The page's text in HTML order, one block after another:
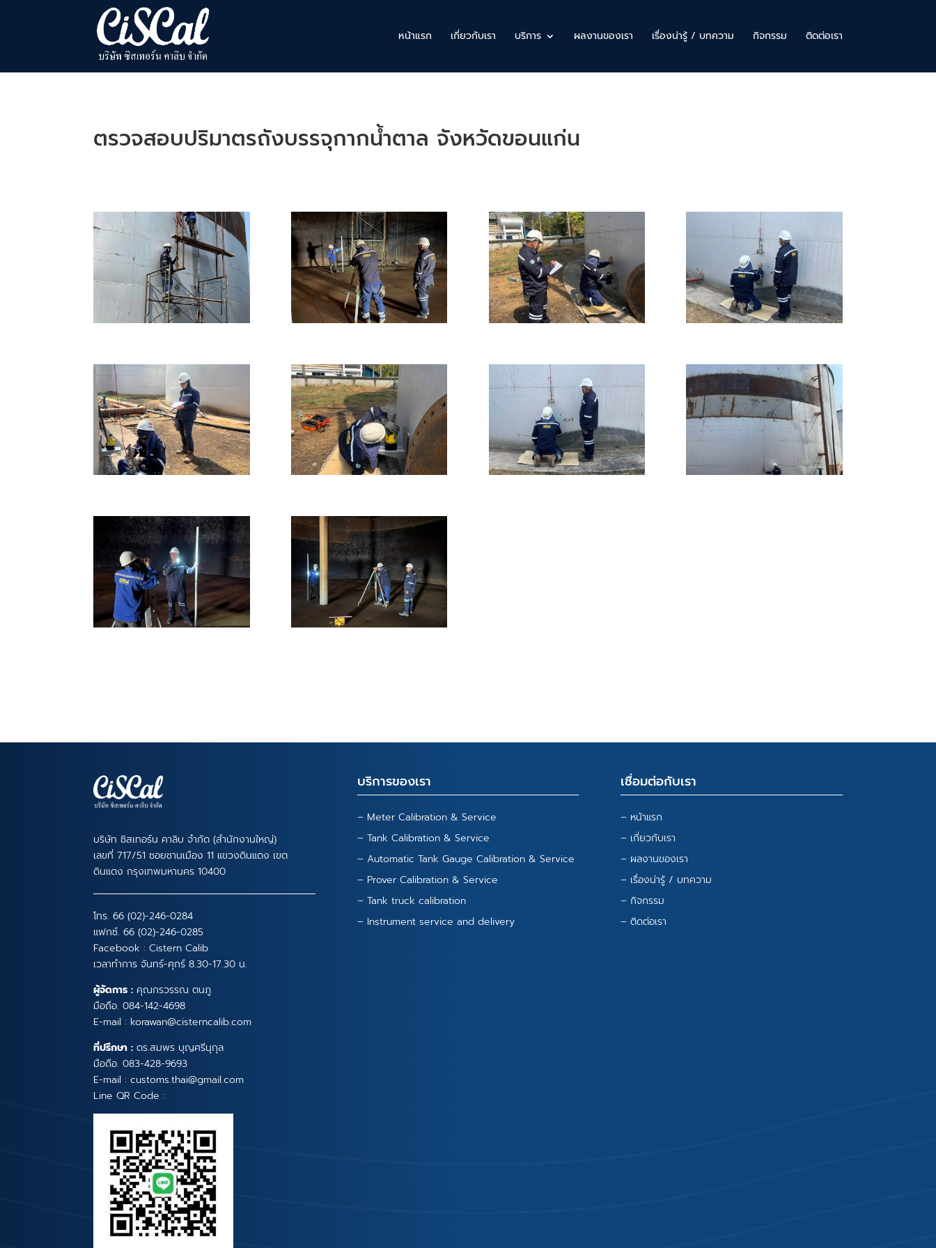
หน้าแรก เกี่ยวกับเรา บริการ ผลงานของเรา เรื่องน่ารู้ / บทความ กิจกรรม ติดต่อเรา
ตรวจสอบปริมาตรถังบรรจุกากน้ำตาล จังหวัดขอนแก่น
บริษัท ซิสเทอร์น คาลิบ จำกัด (สำนักงานใหญ่)
เลขที่ 717/51 ซอยชานเมือง 11 แขวงดินแดง เขต
ดินแดง กรุงเทพมหานคร 10400
โทร.66 (02)-246-0284
แฟกซ์. 66 (02)-246-0285
Facebook :Cistern Calib
เวลาทำการ จันทร์-ศุกร์ 8.30-17.30 น.
ผู้จัดการ : คุณกรวรรณ ตนภู
มือถือ.084-142-4698
E-mail : korawan@cisterncalib.com
ที่ปรึกษา : ดร.สมพร บุญศรีนุกุล
มือถือ.083-428-9693
E-mail :customs.thai@gmail.com
Line QR Code :
บริการของเรา
– Meter Calibration & Service
– Tank Calibration & Service
– Automatic Tank Gauge Calibration & Service
– Prover Calibration & Service
– Tank truck calibration
– Instrument service and delivery
เชื่อมต่อกับเรา
– หน้าแรก
– เกี่ยวกับเรา
– ผลงานของเรา
– เรื่องน่ารู้ / บทความ
– กิจกรรม
– ติดต่อเรา